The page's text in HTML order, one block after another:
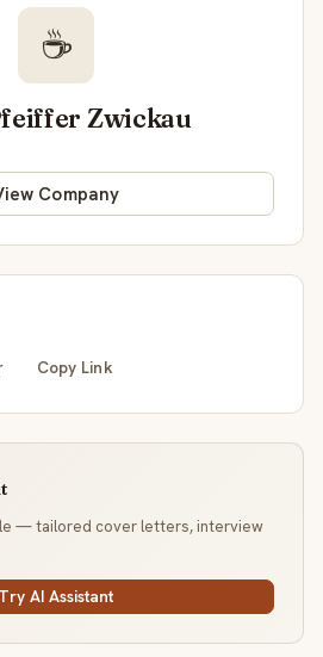
☕
Zwickau
Company
Copy Link
— tailored cover letters, interview
Try AI Assistant